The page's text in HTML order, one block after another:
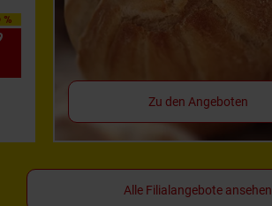
%
Zu den Angeboten
Alle Filialangebote ansehen